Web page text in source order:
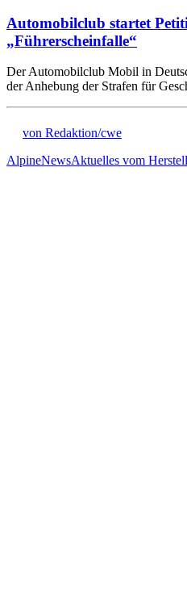
Automobilclub startet
„Führerscheinfalle“
Der Automobilclub Mobil in
der Anhebung der Strafen für
von Redaktion/cwe
AlpineNewsAktuelles vom